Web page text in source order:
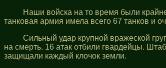
Наши войска на то время были
танковая армия имела всего 67 танков и
Сильный удар крупной вражеской
на смерть. 16 атак отбили гвардейцы.
защищали каждый клочок земли.